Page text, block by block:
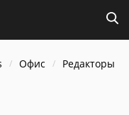
Офис
Редакторы